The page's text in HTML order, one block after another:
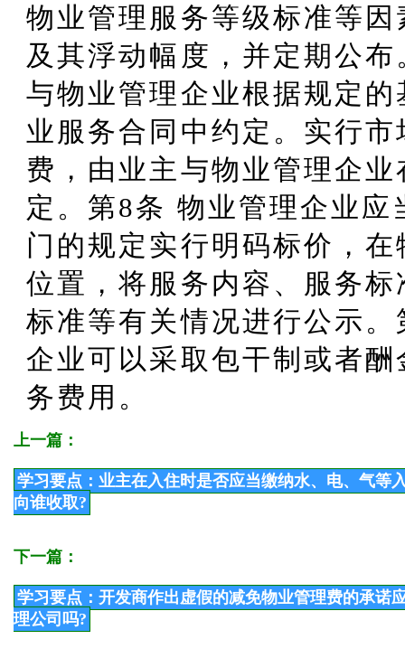
物业管理服务等级标准等
及其浮动幅度，并定期公
与物业管理企业根据规定
业服务合同中约定。实行
费，由业主与物业管理企
定。第8条 物业管理企业
门的规定实行明码标价，
位置，将服务内容、服务
标准等有关情况进行公示
企业可以采取包干制或者
务费用。
上一篇：
学习要点：业主在入住时是否应当缴纳水、电、气等
向谁收取?
下一篇：
学习要点：开发商作出虚假的减免物业管理费的承诺
理公司吗?